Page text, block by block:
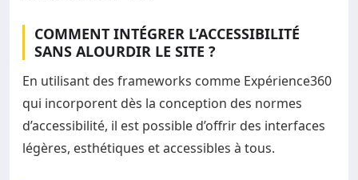
COMMENT INTÉGRER L’ACCESSIBILITÉ
SANS ALOURDIR LE SITE ?
En utilisant des frameworks comme Expérience360
qui incorporent dès la conception des normes
d’accessibilité, il est possible d’offrir des interfaces
légères, esthétiques et accessibles à tous.